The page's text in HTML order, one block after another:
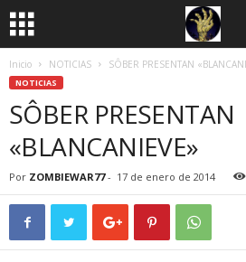
Inicio NOTICIAS SÔBER PRESENTAN
NOTICIAS
SÔBER PRESENTAN
«BLANCANIEVE»
Por ZOMBIEWAR77- 17 de enero de 2014